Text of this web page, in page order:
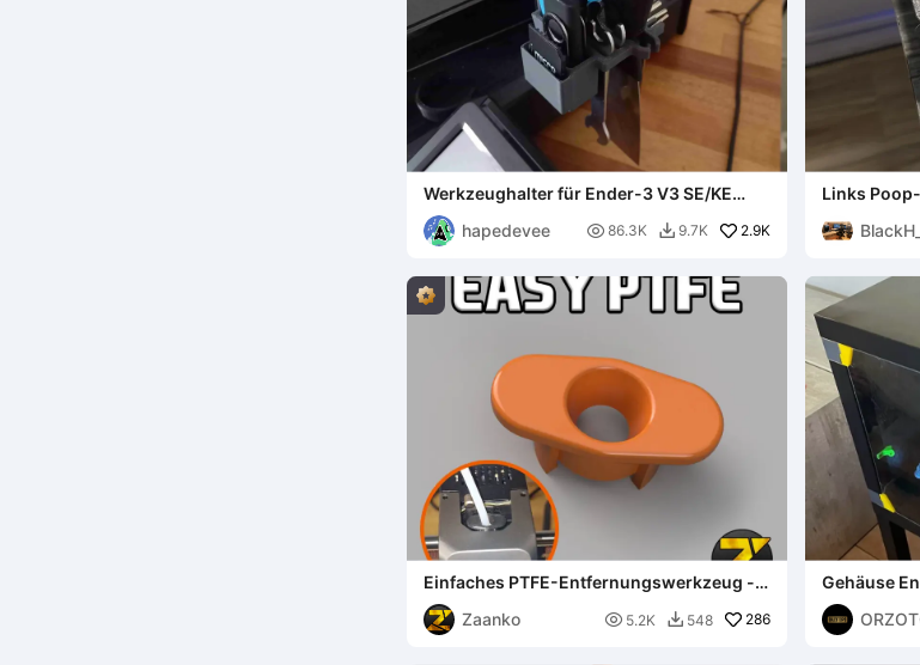
Werkzeughalter für Ender-3 V3 SE/KE
(ohne Halterung)
hapedevee
 86.3K  9.7K 2.9K
Links
Einfaches PTFE-Entfernungswerkzeug -
Ender 3 v3
Zaanko
 5.2K  548 286
Gehäuse
Drucker